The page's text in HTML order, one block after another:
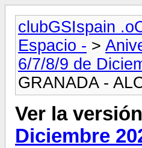
clubGSIspain
Espacio - >
6/7/8/9 de
GRANADA -
Ver la
Diciembre